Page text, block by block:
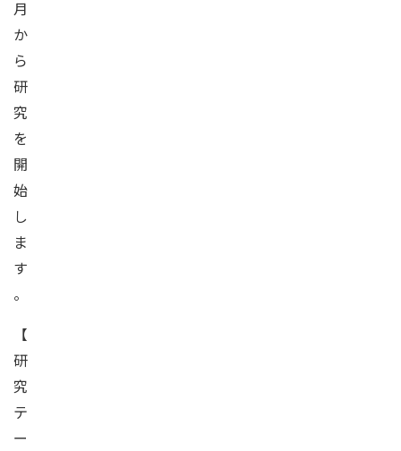
月
か
ら
研
究
を
開
始
し
ま
す
。
【
研
究
テ
ー